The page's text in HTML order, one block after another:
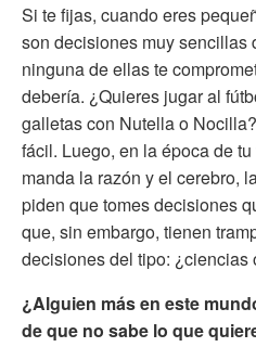
Si te fijas, cuando eres
son decisiones muy sencillas
ninguna de ellas te
debería. ¿Quieres jugar al
galletas con Nutella o
fácil. Luego, en la época de
manda la razón y el cerebro,
piden que tomes decisiones
que, sin embargo, tienen
decisiones del tipo: ¿ciencias
¿Alguien más en este
de que no sabe lo que